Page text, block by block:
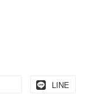
LINE